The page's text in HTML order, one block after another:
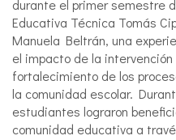
durante el primer semestre
Educativa Técnica Tomás
Manuela Beltrán, una
el impacto de la
fortalecimiento de los
la comunidad escolar.
estudiantes lograron
comunidad educativa a